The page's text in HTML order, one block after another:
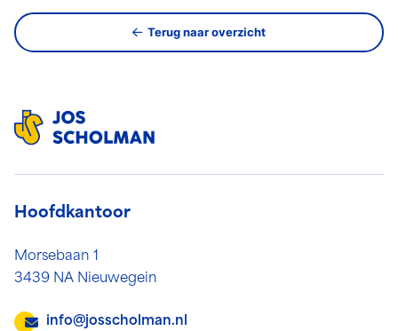
Terug naar overzicht
Hoofdkantoor
Morsebaan 1
3439 NA Nieuwegein
info@josscholman.nl